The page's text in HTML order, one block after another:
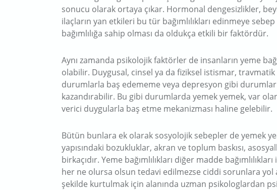
sonucu olarak ortaya çıkar. Hormonal dengesizlikler,
ilaçların yan etkileri bu tür bağımlılıkları edinmeye
bağımlılığa sahip olması da oldukça etkili bir faktördür.
Aynı zamanda psikolojik faktörler de insanların yeme
olabilir. Duygusal, cinsel ya da fiziksel istismar, travmatik
durumlarla baş edememe veya depresyon gibi durumlar
kazandırabilir. Bu gibi durumlarda yemek yemek, var
verici duygularla baş etme mekanizması haline gelebilir.
Bütün bunlara ek olarak sosyolojik sebepler de yemek
yapısındaki bozukluklar, akran ve toplum baskısı,
birkaçıdır. Yeme bağımlılıkları diğer madde
her ne olursa olsun tedavi edilmezse ciddi sorunlara yol
şekilde kurtulmak için alanında uzman psikologlardan